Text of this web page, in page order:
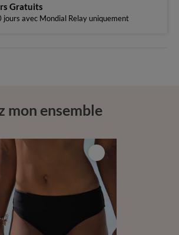
Gratuits
jours avec Mondial Relay uniquement
mon ensemble